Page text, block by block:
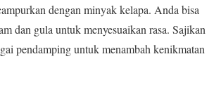
dengan minyak kelapa. Anda bisa
dan gula untuk menyesuaikan rasa. Sajikan
pendamping untuk menambah kenikmatan